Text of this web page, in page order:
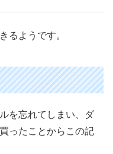
るようです。
を忘れてしまい、ダ
ったことからこの記